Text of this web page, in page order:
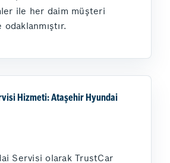
ile her daim müşteri
Hizmeti: Ataşehir Hyundai
Servisi olarak TrustCar